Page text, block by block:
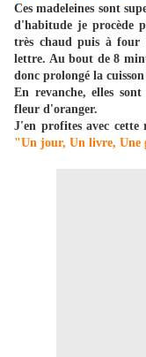
Ces madeleines sont
d'habitude je procède
très chaud puis à
lettre. Au bout de 8
donc prolongé la
En revanche, elles
fleur d'oranger.
J'en profites avec
"Un jour, Un livre, Une